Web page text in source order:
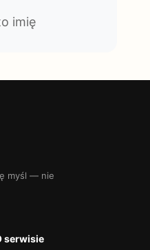
imię
myśl — nie
serwisie